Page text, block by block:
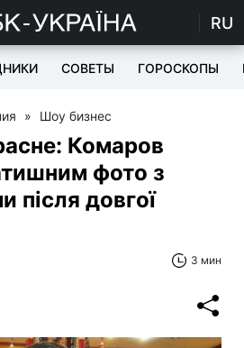
RU
СОВЕТЫ ГОРОСКОПЫ
» Шоу бизнес
Комаров
фото з
після довгої
3 мин